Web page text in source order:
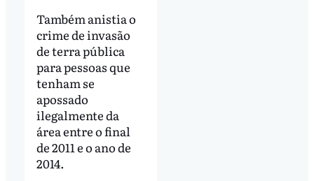
Também anistia o
crime de invasão
de terra pública
para pessoas que
tenham se
apossado
ilegalmente da
área entre o final
de 2011 e o ano de
2014.